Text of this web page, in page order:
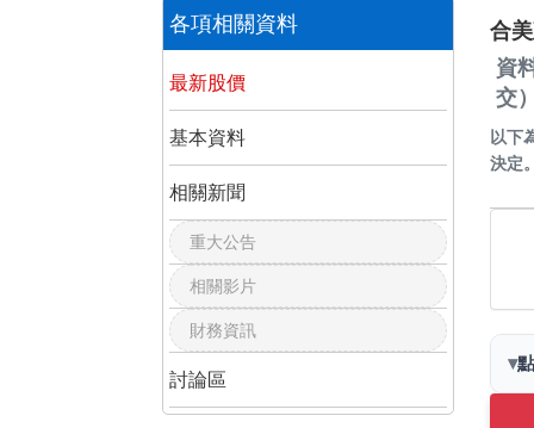
各項相關資料
最新股價
基本資料
相關新聞
重大公告
相關影片
財務資訊
討論區
合
資
交
以下
決定
▾